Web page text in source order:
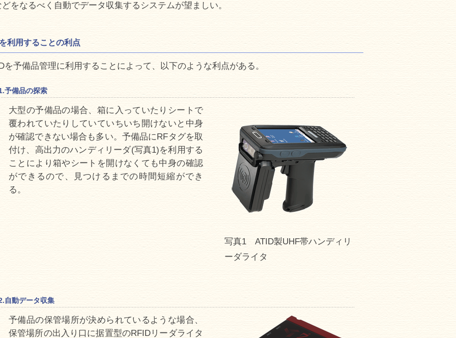
をなるべく自動でデータ収集するシステムが望ましい。
利用することの利点
を予備品管理に利用することによって、以下のような利点がある。
予備品の探索
大型の予備品の場合、箱に入っていたりシートで
覆われていたりしていていちいち開けないと中身
が確認できない場合も多い。予備品にRFタグを取
付け、高出力のハンディリーダ(写真1)を利用する
ことにより箱やシートを開けなくても中身の確認
ができるので、見つけるまでの時間短縮ができ
る。
写真1 ATID製UHF帯ハンディリ
ーダライタ
自動データ収集
予備品の保管場所が決められているような場合、
保管場所の出入り口に据置型のRFIDリーダライタ